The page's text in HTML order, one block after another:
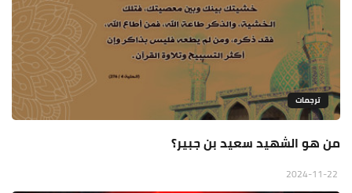
ترجمات
من هو الشهيد سعيد بن جبير؟